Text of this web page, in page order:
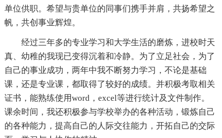
单位供职。希望与贵单位的同事们携手并肩，共扬希望之
帆，共创事业辉煌。
经过三年多的专业学习和大学生活的磨炼，进校时天
真、幼稚的我现已变得沉着和冷静。为了立足社会，为了
自己的事业成功，两年中我不断努力学习，不论是基础
课，还是专业课，都取得了较好的成绩。并积极考取相关
证书，能熟练使用word，excel等进行统计及文件制作。
课余时间，我还积极参与学校举办的各种活动，锻炼自己
的各种能力，提高自己的人际交往能力，开拓自己的交际